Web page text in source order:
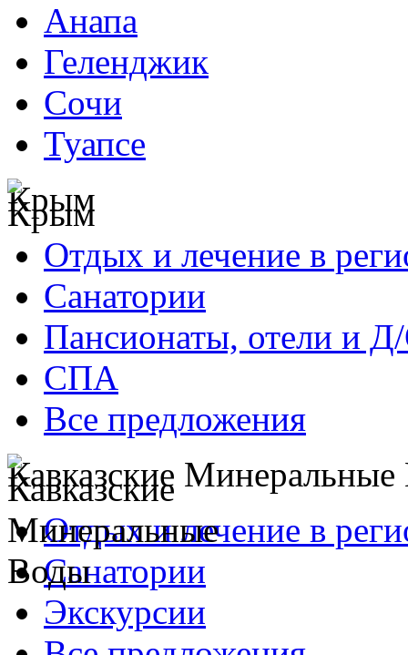
Анапа
Геленджик
Сочи
Туапсе
Крым
Отдых и лечение в
Санатории
Пансионаты, отели и
СПА
Все предложения
Кавказские
Отдых и лечение в
Санатории
Экскурсии